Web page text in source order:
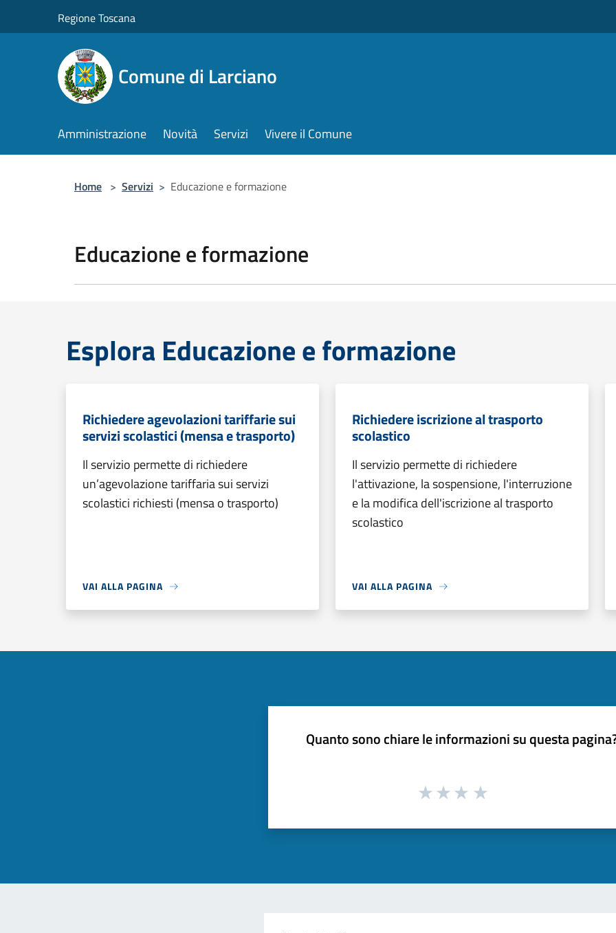
Regione Toscana
Comune di Larciano
Amministrazione Novità Servizi Vivere il Comune
Home > Servizi > Educazione e formazione
Educazione e formazione
Esplora Educazione e formazione
Richiedere agevolazioni tariffarie sui
servizi scolastici (mensa e trasporto)
Il servizio permette di richiedere
un’agevolazione tariffaria sui servizi
scolastici richiesti (mensa o trasporto)
VAI ALLA PAGINA
Richiedere iscrizione al trasporto
scolastico
Il servizio permette di richiedere
l'attivazione, la sospensione, l'interruzione
e la modifica dell'iscrizione al trasporto
scolastico
VAI ALLA PAGINA
Quanto sono chiare le informazioni su questa